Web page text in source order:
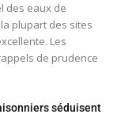
des eaux de
plupart des sites
Les
de prudence
séduisent